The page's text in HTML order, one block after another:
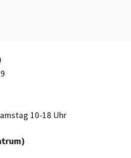
10-18 Uhr